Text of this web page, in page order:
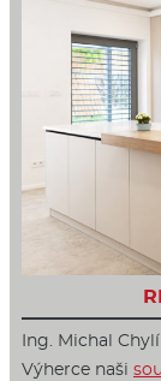
Ing. Michal
Výherce naši